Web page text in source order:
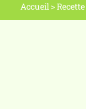
Accueil >Recette